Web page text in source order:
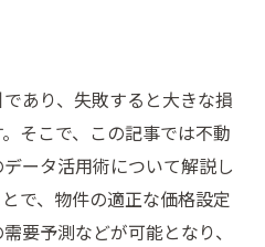
あり、失敗すると大きな損
そこで、この記事では不動
ータ活用術について解説し
で、物件の適正な価格設定
要予測などが可能となり、